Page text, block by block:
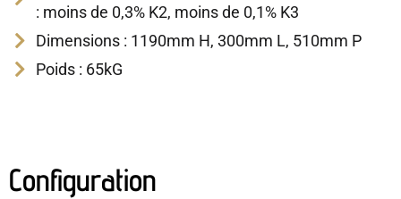
: moins de 0,3% K2, moins de 0,1% K3
Dimensions : 1190mm H, 300mm L, 510mm P
Poids : 65kG
Configuration